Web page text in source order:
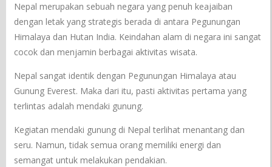
Nepal merupakan sebuah negara yang penuh keajaiban
dengan letak yang strategis berada di antara Pegunungan
Himalaya dan Hutan India. Keindahan alam di negara ini sangat
cocok dan menjamin berbagai aktivitas wisata.
Nepal sangat identik dengan Pegunungan Himalaya atau
Gunung Everest. Maka dari itu, pasti aktivitas pertama yang
terlintas adalah mendaki gunung.
Kegiatan mendaki gunung di Nepal terlihat menantang dan
seru. Namun, tidak semua orang memiliki energi dan
semangat untuk melakukan pendakian.